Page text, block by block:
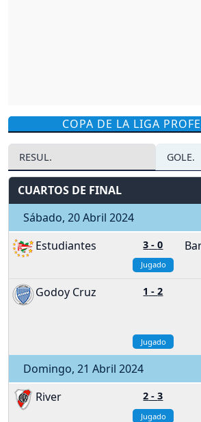
COPA DE LA LIGA
RESUL. GOLE.
CUARTOS DE FINAL
Sábado, 20 Abril 2024
Estudiantes
3 -0
Jugado
Godoy Cruz 1 -2
Jugado
Domingo, 21 Abril 2024
River
2 -3
Jugado